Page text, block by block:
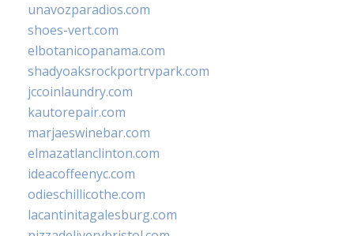
unavozparadios.com
shoes-vert.com
elbotanicopanama.com
shadyoaksrockportrvpark.com
jccoinlaundry.com
kautorepair.com
marjaeswinebar.com
elmazatlanclinton.com
ideacoffeenyc.com
odieschillicothe.com
lacantinitagalesburg.com